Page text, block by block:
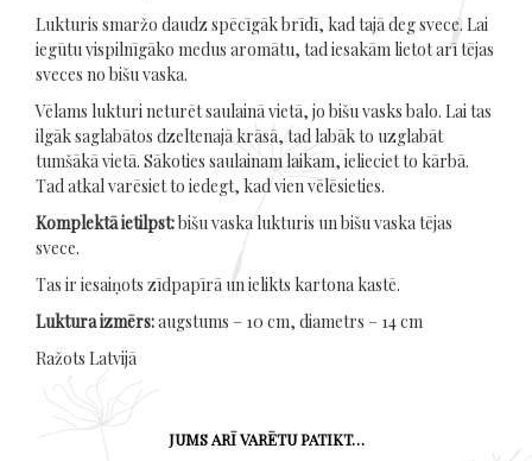
Lukturis smaržo daudz spēcīgāk brīdī, kad tajā deg svece. Lai
iegūtu vispilnīgāko medus aromātu, tad iesakām lietot arī tējas
sveces no bišu vaska.
Vēlams lukturi neturēt saulainā vietā, jo bišu vasks balo. Lai tas
ilgāk saglabātos dzeltenajā krāsā, tad labāk to uzglabāt
tumšākā vietā. Sākoties saulainam laikam, ielieciet to kārbā.
Tad atkal varēsiet to iedegt, kad vien vēlēsieties.
Komplektā ietilpst:bišu vaska lukturis un bišu vaska tējas
svece.
Tas ir iesaiņots zīdpapīrā un ielikts kartona kastē.
Luktura izmērs:augstums – 10 cm, diametrs – 14 cm
Ražots Latvijā
JUMS ARĪ VARĒTU PATIKT…